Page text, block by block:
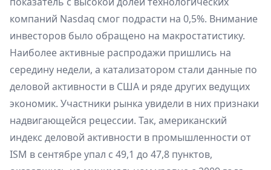
компаний Nasdaq смог подрасти на 0,5%. Внимание
инвесторов было обращено на макростатистику.
Наиболее активные распродажи пришлись на
середину недели, а катализатором стали данные по
деловой активности в США и ряде других ведущих
экономик. Участники рынка увидели в них признаки
надвигающейся рецессии. Так, американский
индекс деловой активности в промышленности от
ISM в сентябре упал с 49,1 до 47,8 пунктов,